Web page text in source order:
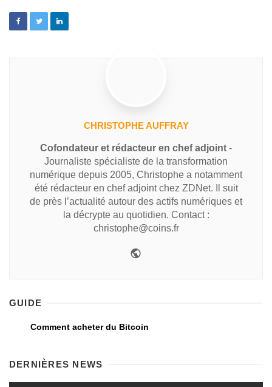
CHRISTOPHE AUFFRAY
Cofondateur et rédacteur en chef adjoint -
Journaliste spécialiste de la transformation
numérique depuis 2005, Christophe a notamment
été rédacteur en chef adjoint chez ZDNet. Il suit
de près l’actualité autour des actifs numériques et
la décrypte au quotidien. Contact :
christophe@coins.fr
GUIDE
Comment acheter du Bitcoin
DERNIÈRES NEWS